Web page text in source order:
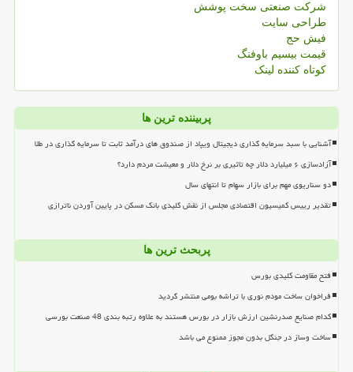
شرکت صنعتی سخت پوشش
طراحی سایت
فیش حج
قیمت بیسیم باوفنگ
کوتاه کننده لینک
پربیننده ترین ها
آشنایی با سبد سرمایه گذاری دیجیتال ویپاد از صندوق های درآمد ثابت تا سرمایه گذاری در طلا
آزادسازی ۶ میلیارد دلار چه تاثیری بر نرخ دلار و معیشت مردم دارد؟
دو سناریوی مهم برای بازار سهام تا انتهای سال
تقدیر رییس کمیسیون اقتصادی مجلس از نقش کلیدی بانک مسکن در پایین آوردن ناترازی
پربحث ترین ها
فتح مقاومت کلیدی بورس
فراخوان ساخت مودم نوری با تراشه بومی منتشر گردید
کدام صنایع صدرنشین ارزش بازار در بورس هستند به علاوه رتبه بندی 48 صنعت بورسی
ساخت وساز در جنگل بدون مجوز ممنوع می باشد